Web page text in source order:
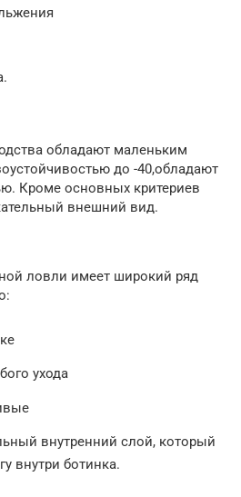
обладают маленьким
до -40,обладают
Кроме основных критериев
внешний вид.
ловли имеет широкий ряд
ухода
внутренний слой, который
внутри ботинка.